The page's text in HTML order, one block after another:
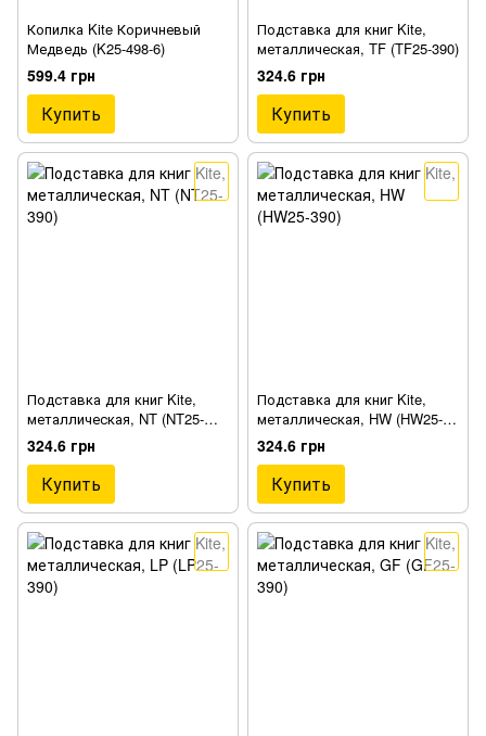
Копилка Kite Коричневый
Медведь (K25-498-6)
599.4 грн
Купить
Подставка для книг Kite,
металлическая, TF (TF25-390)
324.6 грн
Купить
Подставка для книг Kite,
металлическая, NT (NT25-
390)
324.6 грн
Купить
Подставка для книг Kite,
металлическая, HW (HW25-
390)
324.6 грн
Купить